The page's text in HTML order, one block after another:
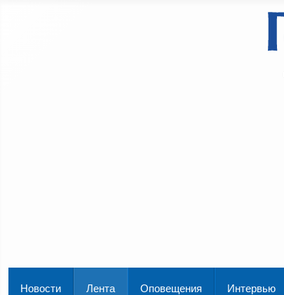
Новости Лента Оповещения Интервью